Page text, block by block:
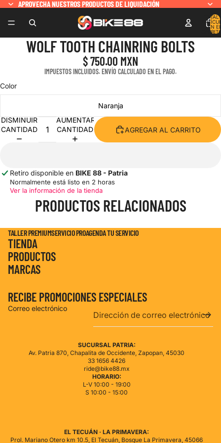
APROVECHA NUESTROS PRODUCTOS DE LIQUIDACIÓN
APROVECHA NUESTROS PRODUCTOS DE LIQUIDACIÓN
TOTAL
EN
WOLF TOOTH CHAINRING BOLTS
$ 750.00 MXN
IMPUESTOS INCLUIDOS. ENVÍO CALCULADO EN EL PAGO.
Color
Naranja
DISMINUIR
CANTIDAD
AUMENTAR
CANTIDAD
AGREGAR AL CARRITO
Retiro disponible en BIKE 88 - Patria
Normalmente está listo en 2 horas
Ver la información de la tienda
PRODUCTOS RELACIONADOS
TALLER PREMIUMSERVICIO PROAGENDA TU SERVICIO
TIENDA
PRODUCTOS
MARCAS
RECIBE PROMOCIONES ESPECIALES
Correo electrónico
SUCURSAL PATRIA:
Av. Patria 870, Chapalita de Occidente, Zapopan, 45030
33 1656 4426
ride@bike88.mx
HORARIO:
L-V 10:00 - 19:00
S 10:00 - 15:00
EL TECUÁN · LA PRIMAVERA:
Prol. Mariano Otero km 10.5, El Tecuán, Bosque La Primavera, 45066